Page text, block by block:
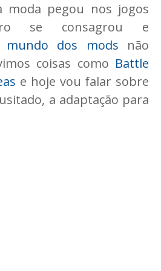
moda pegou nos jogos
se consagrou e
mundo dos mods não
coisas como Battle
e hoje vou falar sobre
a adaptação para